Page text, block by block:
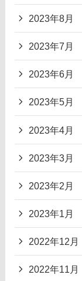
2023年8月
2023年7月
2023年6月
2023年5月
2023年4月
2023年3月
2023年2月
2023年1月
2022年12月
2022年11月